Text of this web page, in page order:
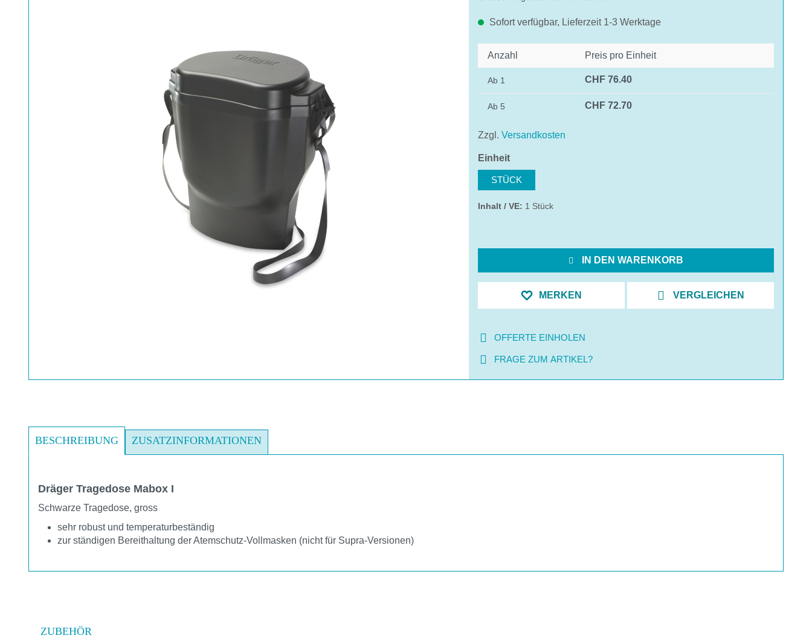
Sofort verfügbar, Lieferzeit 1-3 Werktage
Anzahl Preis pro Einheit
Ab 1 CHF 76.40
Ab 5 CHF 72.70
Zzgl. Versandkosten
Einheitauswählen
STÜCK
Inhalt / VE: 1 Stück
IN DEN WARENKORB
MERKEN VERGLEICHEN
OFFERTE EINHOLEN
FRAGE ZUM ARTIKEL?
BESCHREIBUNG ZUSATZINFORMATIONEN
Dräger Tragedose Mabox I
Schwarze Tragedose, gross
sehr robust und temperaturbeständig
zur ständigen Bereithaltung der Atemschutz-Vollmasken (nicht für Supra-Versionen)
ZUBEHÖR